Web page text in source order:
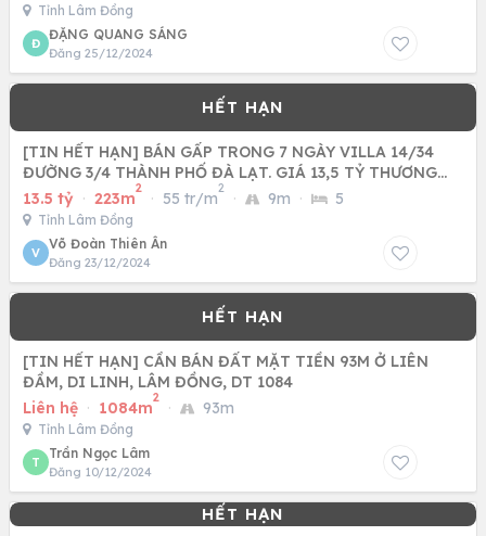
Tỉnh Lâm Đồng
Đ
ĐẶNG QUANG SÁNG
Đăng 25/12/2024
[TIN HẾT HẠN] BÁN GẤP TRONG 7 NGÀY VILLA 14/34
ĐƯỜNG 3/4 THÀNH PHỐ ĐÀ LẠT. GIÁ 13,5 TỶ THƯƠNG
LƯỢNG.
13.5 tỷ · 223m
2
· 55 tr/m
2
· 9m · 5
Tỉnh Lâm Đồng
V
Võ Đoàn Thiên Ân
Đăng 23/12/2024
[TIN HẾT HẠN] CẦN BÁN ĐẤT MẶT TIỀN 93M Ở LIÊN
ĐẦM, DI LINH, LÂM ĐỒNG, DT 1084
Liên hệ · 1084m
2
· 93m
Tỉnh Lâm Đồng
T
Trần Ngọc Lâm
Đăng 10/12/2024